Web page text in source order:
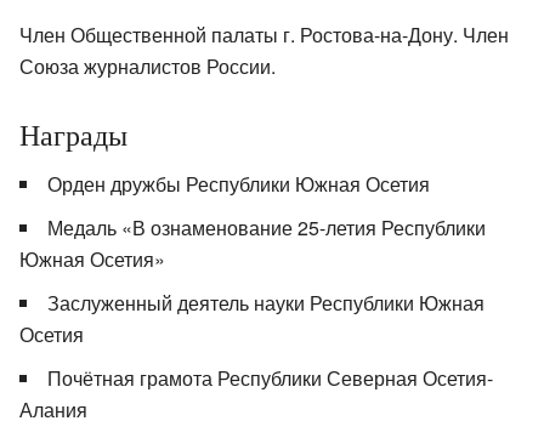
Член Общественной палаты г. Ростова-на-Дону. Член
Союза журналистов России.
Награды
Орден дружбы Республики Южная Осетия
Медаль «В ознаменование 25-летия Республики
Южная Осетия»
Заслуженный деятель науки Республики Южная
Осетия
Почётная грамота Республики Северная Осетия-
Алания